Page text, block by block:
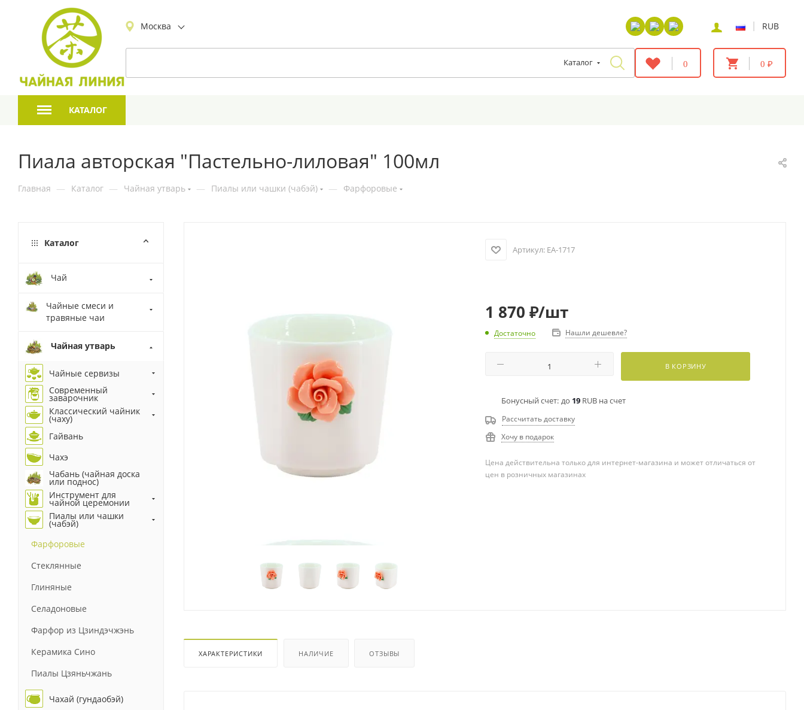
Москва | RUB
Каталог 0 0 ₽
КАТАЛОГ
Пиала авторская "Пастельно-лиловая" 100мл
Главная — Каталог — Чайная утварь — Пиалы или чашки (чабэй) — Фарфоровые
Артикул: EA-1717
1 870 ₽/шт
Достаточно Нашли дешевле?
В КОРЗИНУ
Бонусный счет: до 19RUB на счет
Рассчитать доставку
Хочу в подарок
Цена действительна только для интернет-магазина и может отличаться от
цен в розничных магазинах
ХАРАКТЕРИСТИКИ НАЛИЧИЕ ОТЗЫВЫ
Каталог
Чай
Чайные смеси и
травяные чаи
Чайная утварь
Чайные сервизы
Современный
заварочник
Классический чайник
(чаху)
Гайвань
Чахэ
Чабань (чайная доска
или поднос)
Инструмент для
чайной церемонии
Пиалы или чашки
(чабэй)
Фарфоровые
Стеклянные
Глиняные
Селадоновые
Фарфор из Цзиндэчжэнь
Керамика Сино
Пиалы Цзяньчжань
Чахай (гундаобэй)